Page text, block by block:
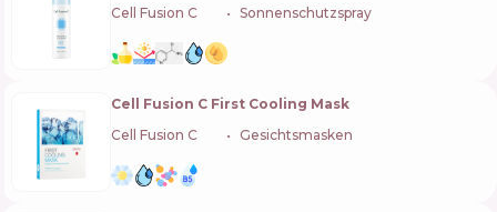
Cell Fusion C
Sonnenschutzspray
Cell Fusion C First Cooling Mask
Cell Fusion C
Gesichtsmasken